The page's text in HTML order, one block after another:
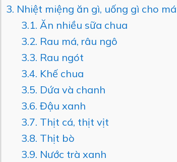
3. Nhiệt miệng ăn gì, uống gì cho
3.1. Ăn nhiều sữa chua
3.2. Rau má, râu ngô
3.3. Rau ngót
3.4. Khế chua
3.5. Dứa và chanh
3.6. Đậu xanh
3.7. Thịt cá, thịt vịt
3.8. Thịt bò
3.9. Nước trà xanh